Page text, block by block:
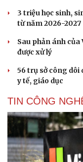
3 triệu học sinh,
từ năm 2026-2027
Sau phản ánh của
được xử lý
56 trụ sở công dôi
y tế, giáo dục
TIN CÔNG